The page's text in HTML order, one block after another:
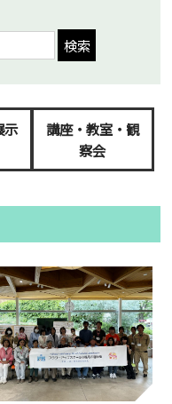
検索
示
講座・教室・観
察会